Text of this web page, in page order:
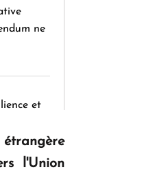
ne
et
étrangère
l'Union